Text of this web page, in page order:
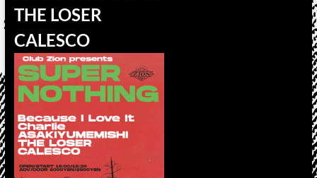
THE LOSER
CALESCO